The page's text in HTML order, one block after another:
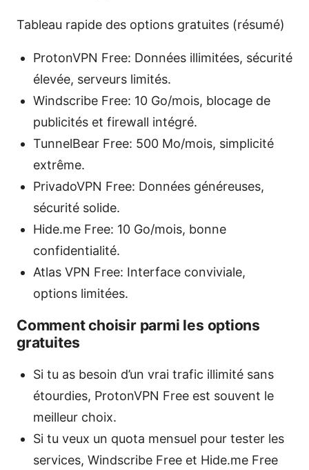
Tableau rapide des options gratuites (résumé)
ProtonVPN Free: Données illimitées, sécurité
élevée, serveurs limités.
Windscribe Free: 10 Go/mois, blocage de
publicités et firewall intégré.
TunnelBear Free: 500 Mo/mois, simplicité
extrême.
PrivadoVPN Free: Données généreuses,
sécurité solide.
Hide.me Free: 10 Go/mois, bonne
confidentialité.
Atlas VPN Free: Interface conviviale,
options limitées.
Comment choisir parmi les options
gratuites
Si tu as besoin d’un vrai trafic illimité sans
étourdies, ProtonVPN Free est souvent le
meilleur choix.
Si tu veux un quota mensuel pour tester les
services, Windscribe Free et Hide.me Free